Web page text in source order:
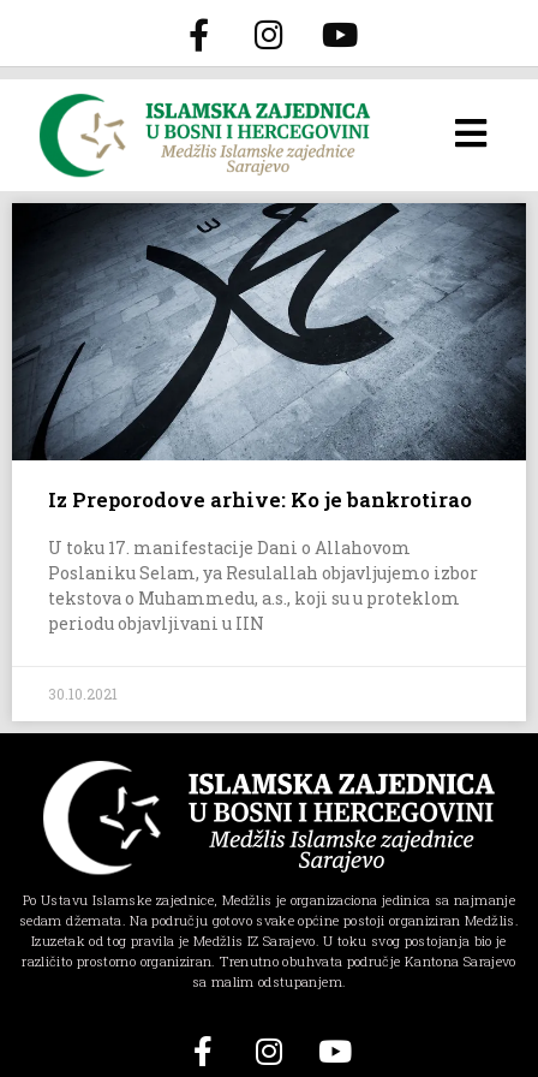
Iz Preporodove arhive: Ko je bankrotirao
U toku 17. manifestacije Dani o Allahovom
Poslaniku Selam, ya Resulallah objavljujemo izbor
tekstova o Muhammedu, a.s., koji su u proteklom
periodu objavljivani u IIN
30.10.2021
Po Ustavu Islamske zajednice, Medžlis je organizaciona jedinica sa najmanje
sedam džemata. Na području gotovo svake općine postoji organiziran Medžlis.
Izuzetak od tog pravila je Medžlis IZ Sarajevo. U toku svog postojanja bio je
različito prostorno organiziran. Trenutno obuhvata područje Kantona Sarajevo
sa malim odstupanjem.